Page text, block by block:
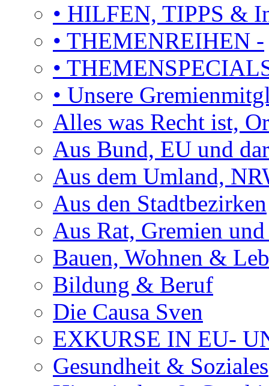
• HILFEN, TIPPS &
• THEMENREIHEN -
•
• Unsere
Alles was Recht ist,
Aus Bund, EU und
Aus dem Umland,
Aus den Stadtbezirken
Aus Rat, Gremien
Bauen, Wohnen &
Bildung & Beruf
Die Causa Sven
EXKURSE IN EU-
Gesundheit & Soziales